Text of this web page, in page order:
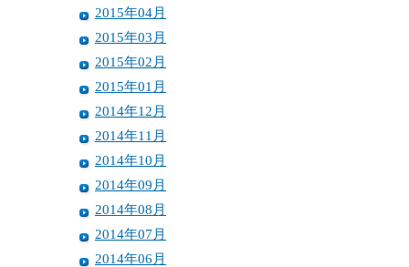
2015年04月
2015年03月
2015年02月
2015年01月
2014年12月
2014年11月
2014年10月
2014年09月
2014年08月
2014年07月
2014年06月